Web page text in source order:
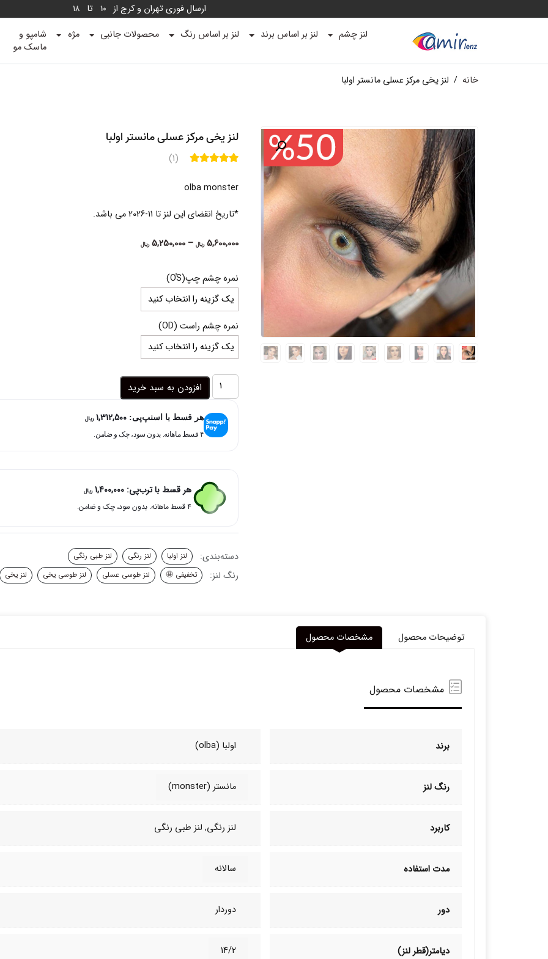
ارسال فوری تهران و کرج از 10 تا 18
لنز چشم لنز بر اساس برند لنز بر اساس رنگ محصولات جانبی مژه
شامپو و
ماسک مو
خانه / لنز یخی مرکز عسلی مانستر اولبا
لنز یخی مرکز عسلی مانستر اولبا
(1)
olba monster
*تاریخ انقضای این لنز تا 11-2026 می باشد.
5,600,000 ریال –
5,250,000 ریالPrice
نمره چشم چپ(OُS)
نمره چشم راست (OD)
لنز
عسلی
مانستر
افزودن به سبد خرید
هر قسط با اسنپ‌پی: 1,312,500 ریال
۴ قسط ماهانه. بدون سود، چک و ضامن.
هر قسط با ترب‌پی: 1,400,000 ریال
۴ قسط ماهانه. بدون سود، چک و ضامن.
دسته‌بندی: لنز اولبا لنز رنگی لنز طبی رنگی
رنگ لنز: تخفیفی 🤩 لنز طوسی عسلی لنز طوسی یخی لنز یخی
توضیحات محصول مشخصات محصول
مشخصات محصول
برند اولبا (olba)
رنگ لنز مانستر (monster)
کاربرد لنز رنگی, لنز طبی‌ رنگی
مدت استفاده سالانه
دور دوردار
دیامتر(قطر لنز) 14/2